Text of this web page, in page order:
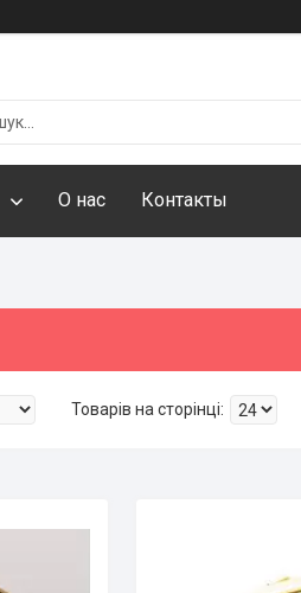
О нас Контакты